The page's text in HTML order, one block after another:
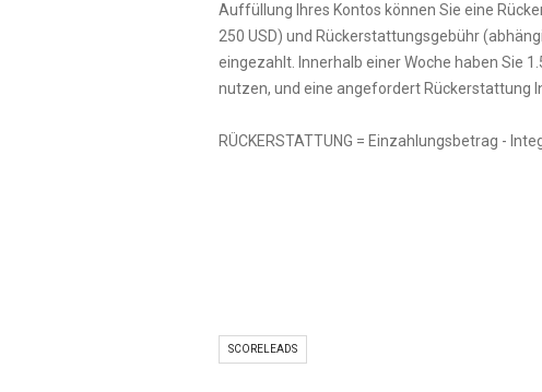
Auffüllung Ihres Kontos können Sie eine
250 USD) und Rückerstattungsgebühr
eingezahlt. Innerhalb einer Woche haben Sie
nutzen, und eine angefordert Rückerstattung
RÜCKERSTATTUNG = Einzahlungsbetrag -
SCORELEADS